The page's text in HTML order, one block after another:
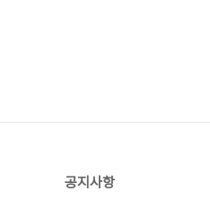
공지사항